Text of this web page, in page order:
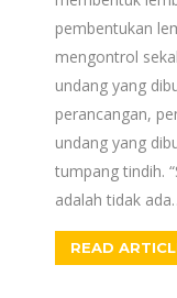
pembentukan
mengontrol
undang yang
perancangan,
undang yang
tumpang tindih.
adalah tidak
READ